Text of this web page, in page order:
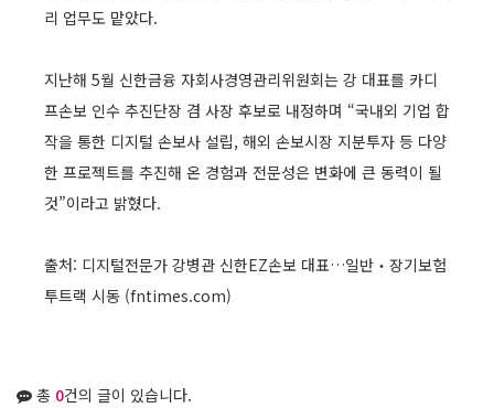
리 업무도 맡았다.
지난해 5월 신한금융 자회사경영관리위원회는 강 대표를 카디
프손보 인수 추진단장 겸 사장 후보로 내정하며 “국내외 기업 합
작을 통한 디지털 손보사 설립, 해외 손보시장 지분투자 등 다양
한 프로젝트를 추진해 온 경험과 전문성은 변화에 큰 동력이 될
것”이라고 밝혔다.
출처: 디지털전문가 강병관 신한EZ손보 대표…일반‧장기보험
투트랙 시동 (fntimes.com)
총 0건의 글이 있습니다.